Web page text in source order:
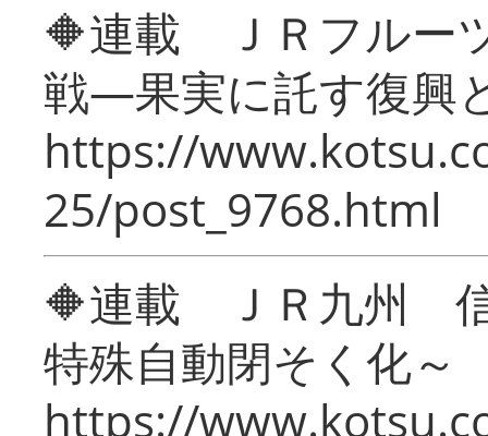
🔶連載 ＪＲフルー
戦―果実に託す復興
https://
25/post_9768.html
🔶連載 ＪＲ九州 信
特殊自動閉そく化～
https://